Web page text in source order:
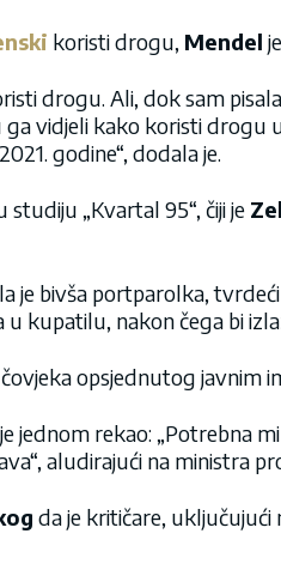
koristi drogu, Mendel
drogu. Ali, dok sam
vidjeli kako koristi drogu
godine“, dodala je.
studiju „Kvartal 95“, čiji je
je bivša portparolka, tvrdeći
kupatilu, nakon čega bi
opsjednutog javnim
jednom rekao: „Potrebna
aludirajući na ministra
da je kritičare, uključujući